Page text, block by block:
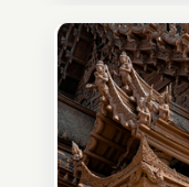
de
amplias.
África, un
experiencia
diferente.